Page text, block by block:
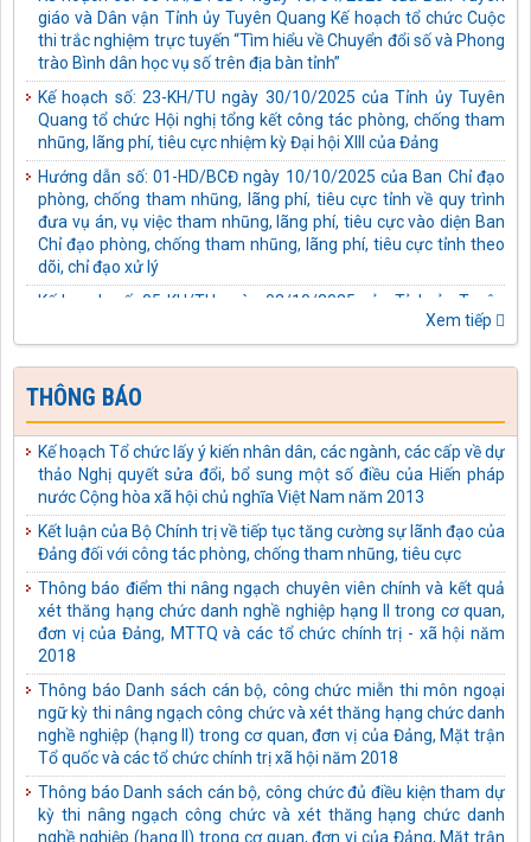
trào Bình dân học vụ số trên địa bàn tỉnh”
Kế hoạch số: 23-KH/TU ngày 30/10/2025 của Tỉnh ủy Tuyên
Quang tổ chức Hội nghị tổng kết công tác phòng, chống tham
nhũng, lãng phí, tiêu cực nhiệm kỳ Đại hội XIII của Đảng
Hướng dẫn số: 01-HD/BCĐ ngày 10/10/2025 của Ban Chỉ đạo
phòng, chống tham nhũng, lãng phí, tiêu cực tỉnh về quy trình
đưa vụ án, vụ việc tham nhũng, lãng phí, tiêu cực vào diện Ban
Chỉ đạo phòng, chống tham nhũng, lãng phí, tiêu cực tỉnh theo
dõi, chỉ đạo xử lý
Kế hoạch số: 05-KH/TU ngày 03/10/2025 của Tỉnh ủy Tuyên
Quang thực hiện Chỉ thị số 43-CT/TW ngày 10/4/2025 của Bộ
Chính trị về tăng cường sự lãnh đạo của Đảng đối với công tác
thể chế hóa chủ trương, đường lối của Đảng về phòng, chống
tham nhũng, lãng phí, tiêu cực thành pháp luật của Nhà nước
Kế hoạch số: 04-KH/TU ngày 03/10/2025 của Tỉnh ủy Tuyên
Quang thực hiện Quy định số 231-QĐ/TW ngày 17/01/2025
của Bộ Chính trị về bảo vệ người đấu tranh chống tham nhũng,
lãng phí, tiêu cực
Công văn số: 488-CV/TU ngày 18/09/2025 của Tỉnh ủy Tuyên
Quang Về tiếp tục thực hiện Chi thị số 14-CT/TW ngày
01/7/2022 của Bộ Chính trị
Quyết định số: 395-QĐ/TU ngày 09/09/2025 của Tỉnh ủy Tuyên
Quang kiện toàn Ban Chỉ đạo phòng, chống tham nhũng, lãng
phí, tiêu cực tỉnh Tuyên Quang
Kế hoạch số: 40-KH/TU ngày 03/09/2025 của Tỉnh ủy Tuyên
Quang thực hiện Chỉ thị số 04-CT/TW ngày 02/6/2021 của Ban
Bí thư về tăng cường sự lãnh đạo của Đảng đối với công tác thu
hồi tài sản bị thất thoát, chiếm đoạt trong các vụ án hình sự về
tham nhũng, kinh tế
Kế hoạch số: 41-KH/TU ngày 03/09/2025 của Tỉnh ủy Tuyên
Quang thực hiện Quy định số 132-QĐ/TW ngày 27/10/2023
của Bộ Chính trị về kiểm soát quyền lực, phòng, chống tham
nhũng, tiêu cực trong hoạt động điều tra, truy tố, xét xử, thi
Xem tiếp
THÔNG BÁO
Kế hoạch Tổ chức lấy ý kiến nhân dân, các ngành, các cấp về dự
thảo Nghị quyết sửa đổi, bổ sung một số điều của Hiến pháp
nước Cộng hòa xã hội chủ nghĩa Việt Nam năm 2013
Kết luận của Bộ Chính trị về tiếp tục tăng cường sự lãnh đạo của
Đảng đối với công tác phòng, chống tham nhũng, tiêu cực
Thông báo điểm thi nâng ngạch chuyên viên chính và kết quả
xét thăng hạng chức danh nghề nghiệp hạng II trong cơ quan,
đơn vị của Đảng, MTTQ và các tổ chức chính trị - xã hội năm
2018
Thông báo Danh sách cán bộ, công chức miễn thi môn ngoại
ngữ kỳ thi nâng ngạch công chức và xét thăng hạng chức danh
nghề nghiệp (hạng II) trong cơ quan, đơn vị của Đảng, Mặt trận
Tổ quốc và các tổ chức chính trị xã hội năm 2018
Thông báo Danh sách cán bộ, công chức đủ điều kiện tham dự
kỳ thi nâng ngạch công chức và xét thăng hạng chức danh
nghề nghiệp (hạng II) trong cơ quan, đơn vị của Đảng, Mặt trận